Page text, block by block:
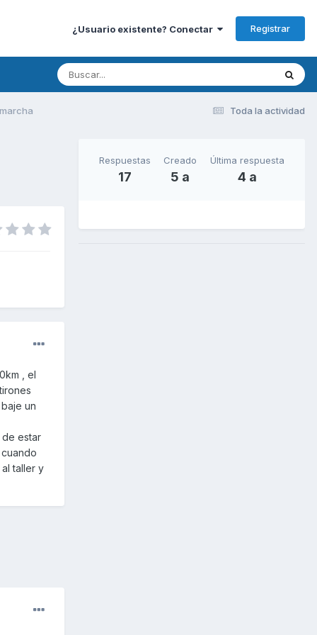
¿Usuario existente? Conectar Registrar
Toda la actividad
, el
un
de estar
taller y
Respuestas
17
Creado
5 a
Última respuesta
4 a